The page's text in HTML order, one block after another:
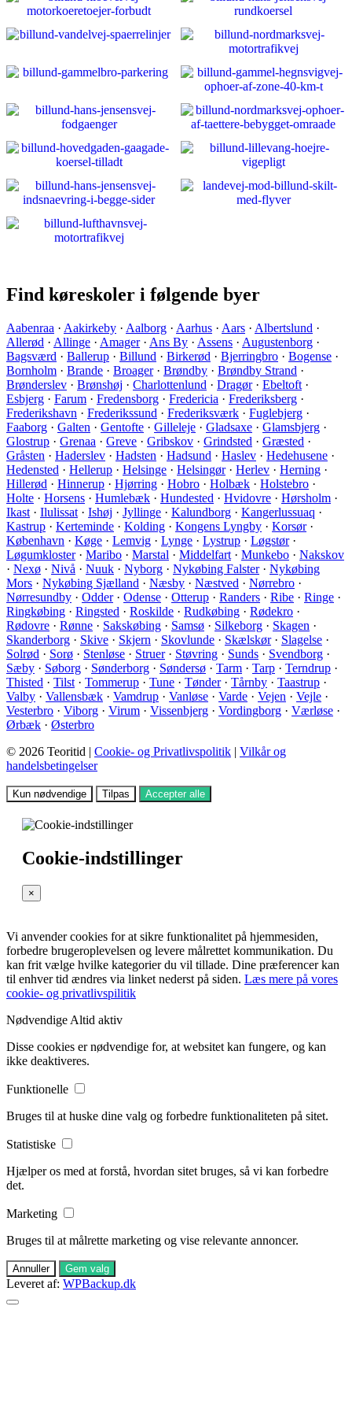
Find køreskoler i følgende byer
Aabenraa · Aakirkeby · Aalborg · Aarhus · Aars · Albertslund ·
Allerød · Allinge · Amager· Ans By · Assens · Augustenborg ·
Bagsværd · Ballerup · Billund · Birkerød · Bjerringbro · Bogense ·
Bornholm · Brande · Broager· Brøndby · Brøndby Strand ·
Brønderslev · Brønshøj · Charlottenlund · Dragør· Ebeltoft ·
Esbjerg · Farum · Fredensborg · Fredericia · Frederiksberg ·
Frederikshavn · Frederikssund · Frederiksværk · Fuglebjerg ·
Faaborg · Galten · Gentofte · Gilleleje · Gladsaxe · Glamsbjerg ·
Glostrup · Grenaa · Greve · Gribskov · Grindsted · Græsted ·
Gråsten · Haderslev · Hadsten · Hadsund · Haslev · Hedehusene ·
Hedensted · Hellerup · Helsinge · Helsingør· Herlev · Herning ·
Hillerød · Hinnerup · Hjørring · Hobro · Holbæk · Holstebro ·
Holte · Horsens · Humlebæk · Hundested · Hvidovre · Hørsholm ·
Ikast · Ilulissat · Ishøj · Jyllinge · Kalundborg · Kangerlussuaq ·
Kastrup · Kerteminde · Kolding · Kongens Lyngby · Korsør·
København · Køge · Lemvig · Lynge · Lystrup · Løgstør·
Løgumkloster· Maribo · Marstal · Middelfart · Munkebo · Nakskov
· Nexø · Nivå · Nuuk · Nyborg · Nykøbing Falster· Nykøbing
Mors · Nykøbing Sjælland · Næsby · Næstved · Nørrebro ·
Nørresundby · Odder· Odense · Otterup · Randers · Ribe · Ringe ·
Ringkøbing · Ringsted · Roskilde · Rudkøbing · Rødekro ·
Rødovre · Rønne · Sakskøbing · Samsø · Silkeborg · Skagen ·
Skanderborg · Skive · Skjern · Skovlunde · Skælskør· Slagelse ·
Solrød · Sorø · Stenløse · Struer· Støvring · Sunds · Svendborg ·
Sæby · Søborg · Sønderborg · Søndersø · Tarm · Tarp · Terndrup ·
Thisted · Tilst · Tommerup · Tune · Tønder· Tårnby · Taastrup ·
Valby · Vallensbæk · Vamdrup · Vanløse · Varde · Vejen · Vejle ·
Vesterbro · Viborg · Virum · Vissenbjerg · Vordingborg · Værløse ·
Ørbæk · Østerbro
© 2026 Teoritid | Cookie- og Privatlivspolitik | Vilkår og
handelsbetingelser
Kun nødvendige Tilpas Accepter alle
Cookie-indstillinger
×
Vi anvender cookies for at sikre funktionalitet på hjemmesiden,
forbedre brugeroplevelsen og levere målrettet kommunikation. Du
kan frit vælge hvilke kategorier du vil tillade. Dine præferencer kan
til enhver tid ændres via linket nederst på siden. Læs mere på vores
cookie- og privatlivspilitik
Nødvendige Altid aktiv
Disse cookies er nødvendige for, at websitet kan fungere, og kan
ikke deaktiveres.
Funktionelle
Bruges til at huske dine valg og forbedre funktionaliteten på sitet.
Statistiske
Hjælper os med at forstå, hvordan sitet bruges, så vi kan forbedre
det.
Marketing
Bruges til at målrette marketing og vise relevante annoncer.
Annuller Gem valg
Leveret af: WPBackup.dk